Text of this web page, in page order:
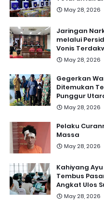
May 28, 2026
Jaringan
melalui
Vonis
May 28, 2026
Gegerkan
Ditemukan
Punggur
May 28, 2026
Pelaku
Massa
May 28, 2026
Kahiyang
Tembus
Angkat Ulos
May 28, 2026